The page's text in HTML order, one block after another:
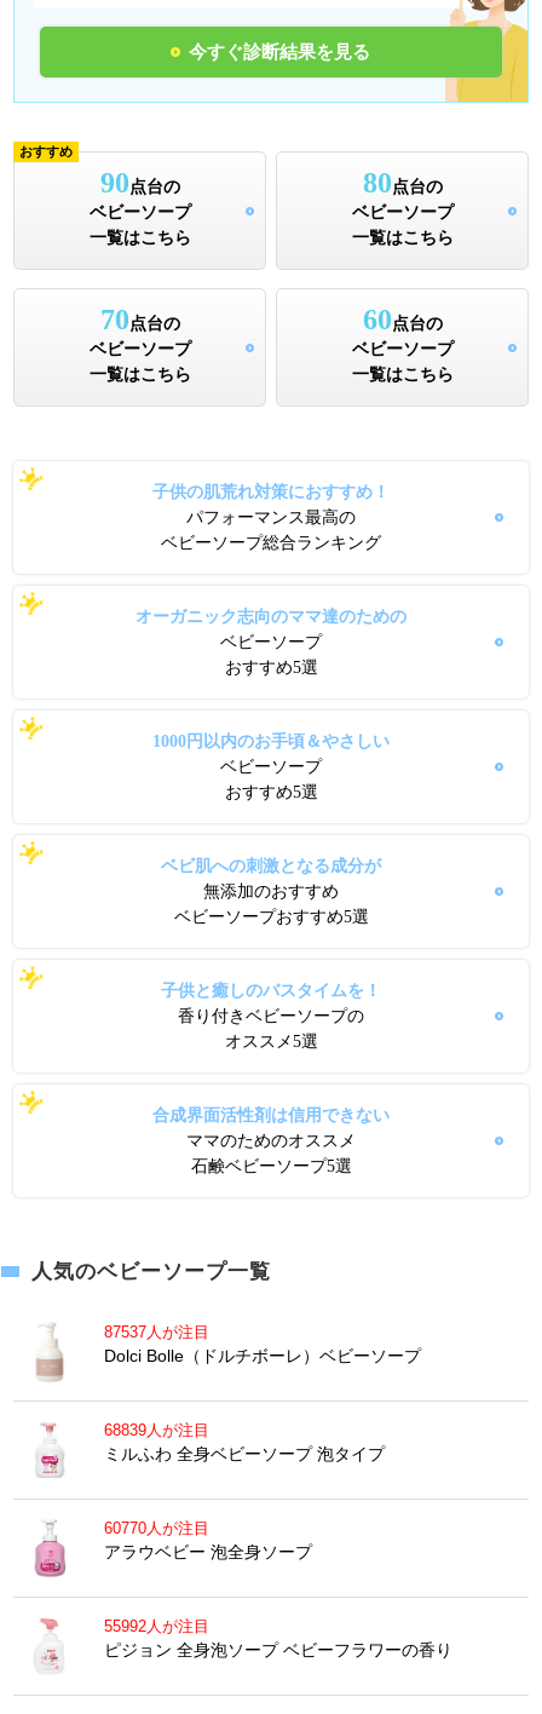
今すぐ診断結果を見る
おすすめ
90 点台の
ベビーソープ
一覧はこちら
80 点台の
ベビーソープ
一覧はこちら
70 点台の
ベビーソープ
一覧はこちら
60 点台の
ベビーソープ
一覧はこちら
子供の肌荒れ対策におすすめ！
パフォーマンス最高の
ベビーソープ総合ランキング
オーガニック志向のママ達のための
ベビーソープ
おすすめ5選
1000円以内のお手頃＆やさしい
ベビーソープ
おすすめ5選
ベビ肌への刺激となる成分が
無添加のおすすめ
ベビーソープおすすめ5選
子供と癒しのバスタイムを！
香り付きベビーソープの
オススメ5選
合成界面活性剤は信用できない
ママのためのオススメ
石鹸ベビーソープ5選
人気のベビーソープ一覧
87537人が注目
Dolci Bolle（ドルチボーレ）ベビーソープ
68839人が注目
ミルふわ 全身ベビーソープ 泡タイプ
60770人が注目
アラウベビー 泡全身ソープ
55992人が注目
ピジョン 全身泡ソープ ベビーフラワーの香り